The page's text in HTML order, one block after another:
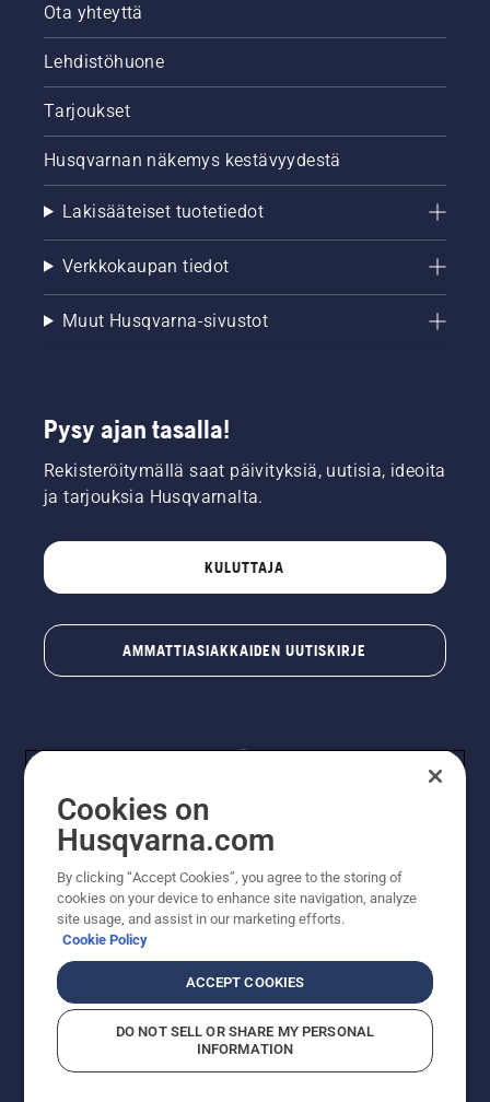
Ota yhteyttä
Lehdistöhuone
Tarjoukset
Husqvarnan näkemys kestävyydestä
Lakisääteiset tuotetiedot
Verkkokaupan tiedot
Muut Husqvarna-sivustot
Pysy ajan tasalla!
Rekisteröitymällä saat päivityksiä, uutisia, ideoita
ja tarjouksia Husqvarnalta.
KULUTTAJA
AMMATTIASIAKKAIDEN UUTISKIRJE
© Husqvarna AB (publ). Kaikki oikeudet pidätetään.
Hinnat ovat suositushintoja. Varaamme oikeudet
hintamuutoksiin, kirjoitus- ja sisältövirheisiin. Sivusto
pyritään pitämään mahdollisimman ajantasaisena ja
suositushintoja (sis. alv), ellei tuotetta voi ostaa
suoraan verkkosivustoltamme.
EvästekäytäntöKäyttöehdotTietosuojailmoitusTiedot
Epäillyistä rikkomuksista ilmoittaminen
Cookies on
Husqvarna.com
By clicking “Accept Cookies”, you agree to the storing of
cookies on your device to enhance site navigation, analyze
site usage, and assist in our marketing efforts.
Cookie Policy
ACCEPT COOKIES
DO NOT SELL OR SHARE MY PERSONAL
INFORMATION